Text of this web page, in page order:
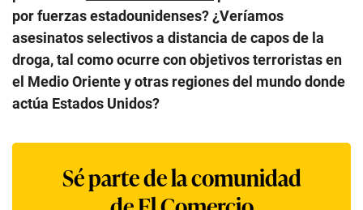
por fuerzas estadounidenses? ¿Veríamos
asesinatos selectivos a distancia de capos de la
droga, tal como ocurre con objetivos terroristas en
el Medio Oriente y otras regiones del mundo donde
actúa Estados Unidos?